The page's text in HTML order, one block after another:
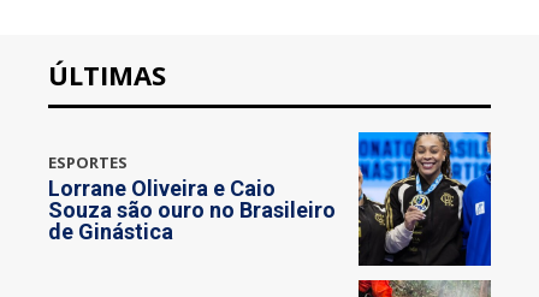
ÚLTIMAS
ESPORTES
Lorrane Oliveira e Caio
Souza são ouro no Brasileiro
de Ginástica